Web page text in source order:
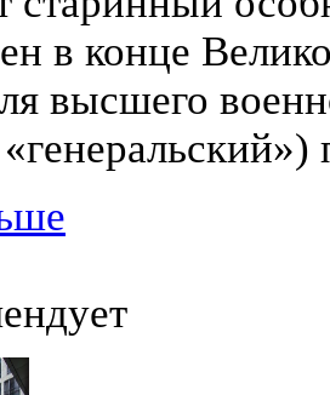
в конце
высшего